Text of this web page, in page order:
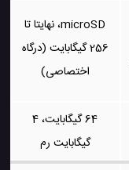
microSD، نهایتا تا
256 گیگابایت (درگاه
اختصاصی)
64 گیگابایت، 4
گیگابایت رم